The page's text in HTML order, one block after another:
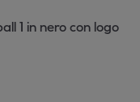
1 in nero con logo